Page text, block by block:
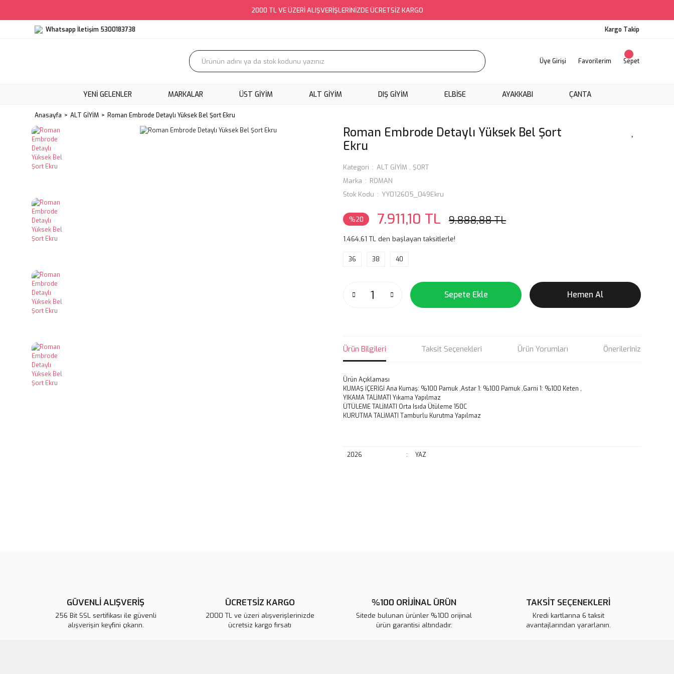
2000 TL VE ÜZERİ ALIŞVERİŞLERİNİZDE ÜCRETSİZ KARGO
Whatsapp İletişim 5300183738 Kargo Takip
Üye Girişi Favorilerim Sepet
YENI GELENLER MARKALAR ÜST GİYİM ALT GİYİM DIŞ GİYİM ELBİSE AYAKKABI ÇANTA
Anasayfa ALT GİYİM Roman Embrode Detaylı Yüksek Bel Şort Ekru
Roman Embrode Detaylı Yüksek Bel Şort
Ekru
Kategori ALT GİYİM , ŞORT
Marka
ROMAN
Stok Kodu
YY012605_049Ekru
%20 7.911,10 TL 9.888,88 TL
1.464,61 TL den başlayan taksitlerle!
36 38 40
Sepete Ekle Hemen Al
Ürün Bilgileri Taksit Seçenekleri Ürün Yorumları Önerileriniz
Ürün Açıklaması
KUMAŞ İÇERİĞİ Ana Kumaş: %100 Pamuk ,Astar 1: %100 Pamuk ,Garni 1: %100 Keten ,
YIKAMA TALİMATI Yıkama Yapılmaz
ÜTÜLEME TALİMATI Orta Isıda Ütüleme 150C
KURUTMA TALİMATI Tamburlu Kurutma Yapılmaz
2026 : YAZ
Bu ürüne benzer farklı alternatifler olmalı.
GÜVENLİ ALIŞVERİŞ
256 Bit SSL sertifikası ile güvenli
alışverişin keyfini çıkarın.
ÜCRETSİZ KARGO
2000 TL ve üzeri alışverişlerinizde
ücretsiz kargo fırsatı
%100 ORİJİNAL ÜRÜN
Sitede bulunan ürünler %100 orijinal
ürün garantisi altındadır.
TAKSİT SEÇENEKLERİ
Kredi kartlarına 6 taksit
avantajlarından yararlanın.